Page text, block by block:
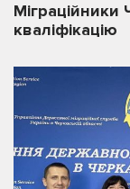
кваліфікацію